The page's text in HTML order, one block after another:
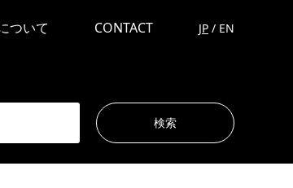
ついて CONTACT JP / EN